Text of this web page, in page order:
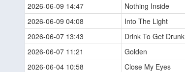
2026-06-09 14:47
Nothing Inside
2026-06-09 04:08
Into The Light
2026-06-07 13:43
Drink To Get Drunk
2026-06-07 11:21
Golden
2026-06-04 10:58
Close My Eyes